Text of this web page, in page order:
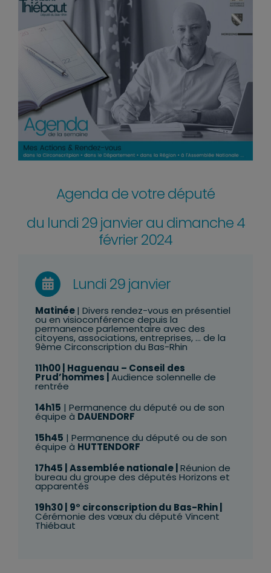
Agenda de votre député
du lundi 29 janvier au dimanche 4
février 2024
Lundi 29 janvier
Matinée| Divers rendez-vous en présentiel
ou en visioconférence depuis la
permanence parlementaire avec des
citoyens, associations, entreprises, … de la
9ème Circonscription du Bas-Rhin
11h00| Haguenau – Conseil des
Prud’hommes | Audience solennelle de
rentrée
14h15 | Permanence du député ou de son
équipe à DAUENDORF
15h45 | Permanence du député ou de son
équipe à HUTTENDORF
17h45 | Assemblée nationale | Réunion de
bureau du groupe des députés Horizons et
apparentés
19h30| 9° circonscription du Bas-Rhin |
Cérémonie des vœux du député Vincent
Thiébaut